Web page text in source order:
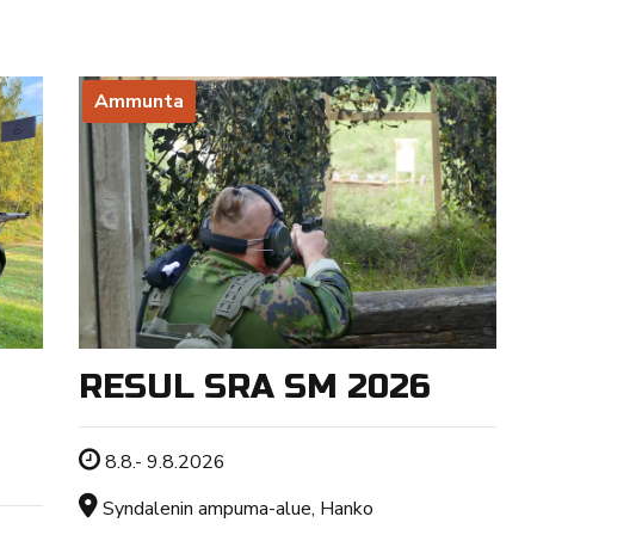
Ammunta
RESUL SRA SM 2026
Tapahtuman ajankohta
8.8.- 9.8.2026
Sijainti
Syndalenin ampuma-alue, Hanko